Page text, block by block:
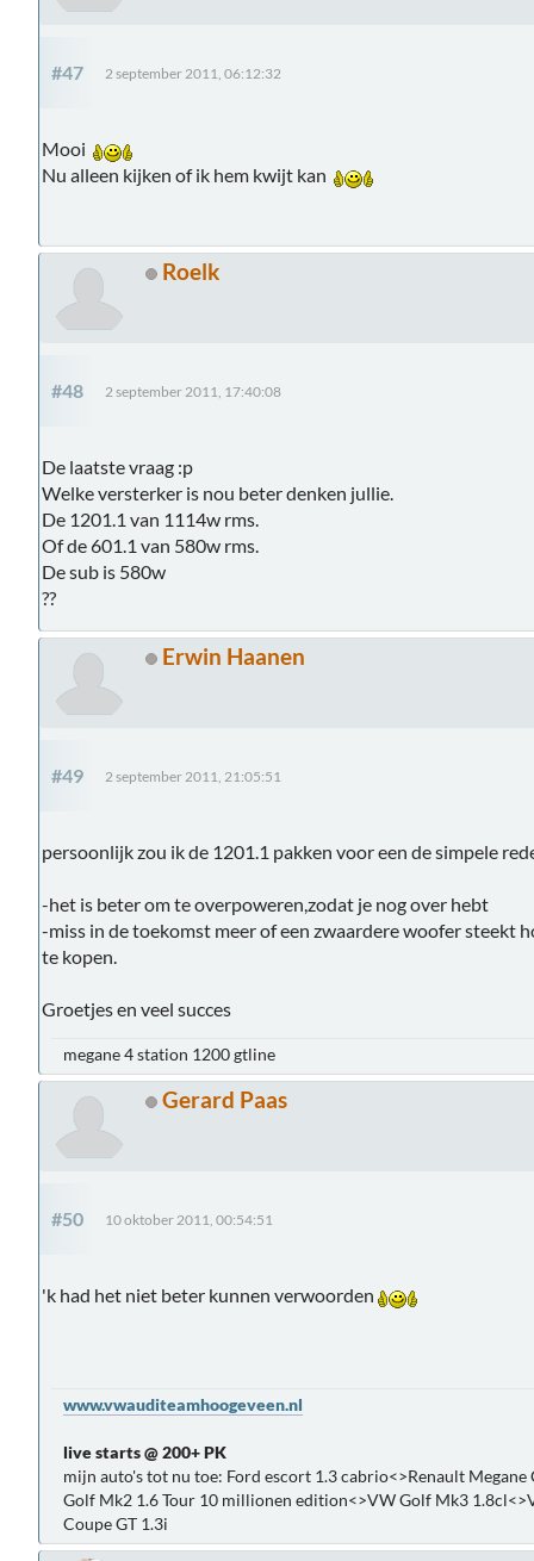
#47 2 september 2011, 06:12:32
Mooi
Nu alleen kijken of ik hem kwijt kan
Roelk
#48 2 september 2011, 17:40:08
De laatste vraag :p
Welke versterker is nou beter denken jullie.
De 1201.1 van 1114w rms.
Of de 601.1 van 580w rms.
De sub is 580w
??
Erwin Haanen
#49 2 september 2011, 21:05:51
persoonlijk zou ik de 1201.1 pakken voor een de simpele
-het is beter om te overpoweren,zodat je nog over hebt
-miss in de toekomst meer of een zwaardere woofer steekt
te kopen.
Groetjes en veel succes
megane 4 station 1200 gtline
Gerard Paas
#50 10 oktober 2011, 00:54:51
'k had het niet beter kunnen verwoorden
www.vwauditeamhoogeveen.nl
live starts @ 200+ PK
mijn auto's tot nu toe: Ford escort 1.3 cabrio<>Renault
Golf Mk2 1.6 Tour 10 millionen edition<>VW Golf Mk3
Coupe GT 1.3i